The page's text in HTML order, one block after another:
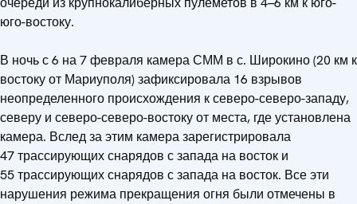
юго-востоку.
В ночь с 6 на 7 февраля камера СММ в с. Широкино (20 км к
востоку от Мариуполя) зафиксировала 16 взрывов
неопределенного происхождения к северо-северо-западу,
северу и северо-северо-востоку от места, где установлена
камера. Вслед за этим камера зарегистрировала
47 трассирующих снарядов с запада на восток и
55 трассирующих снарядов с запада на восток. Все эти
нарушения режима прекращения огня были отмечены в